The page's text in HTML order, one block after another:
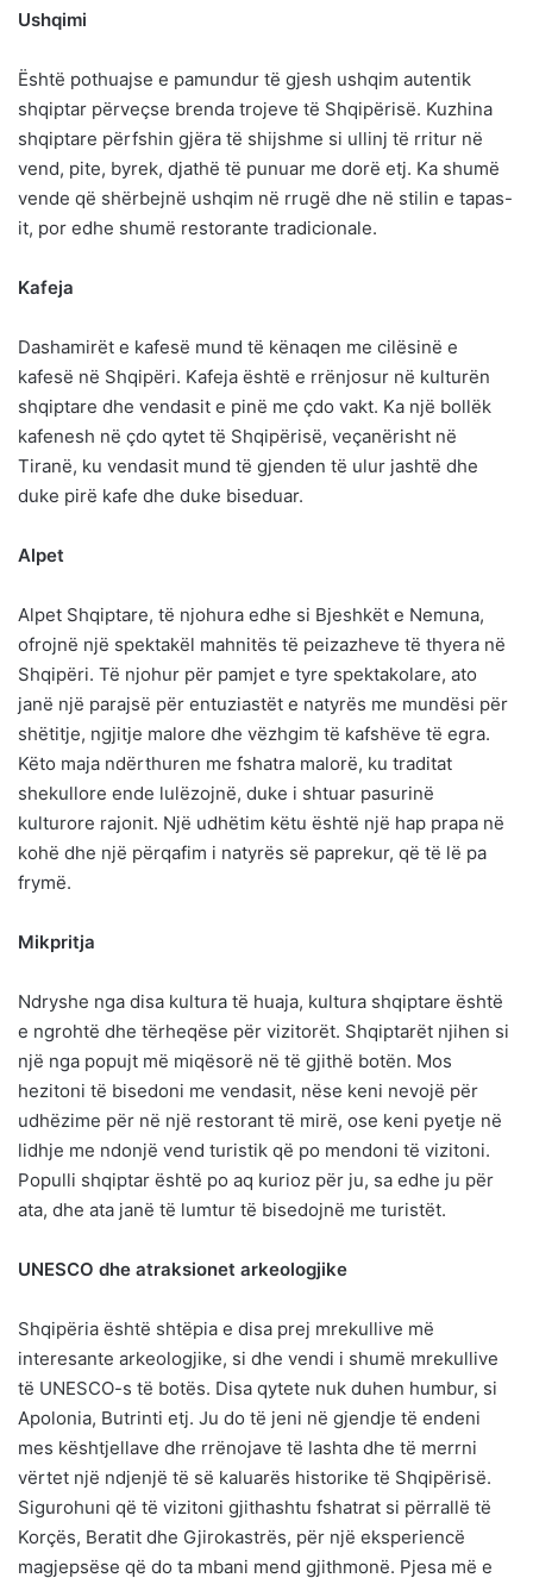
Ushqimi
Është pothuajse e pamundur të gjesh ushqim autentik
shqiptar përveçse brenda trojeve të Shqipërisë. Kuzhina
shqiptare përfshin gjëra të shijshme si ullinj të rritur në
vend, pite, byrek, djathë të punuar me dorë etj. Ka shumë
vende që shërbejnë ushqim në rrugë dhe në stilin e tapas-
it, por edhe shumë restorante tradicionale.
Kafeja
Dashamirët e kafesë mund të kënaqen me cilësinë e
kafesë në Shqipëri. Kafeja është e rrënjosur në kulturën
shqiptare dhe vendasit e pinë me çdo vakt. Ka një bollëk
kafenesh në çdo qytet të Shqipërisë, veçanërisht në
Tiranë, ku vendasit mund të gjenden të ulur jashtë dhe
duke pirë kafe dhe duke biseduar.
Alpet
Alpet Shqiptare, të njohura edhe si Bjeshkët e Nemuna,
ofrojnë një spektakël mahnitës të peizazheve të thyera në
Shqipëri. Të njohur për pamjet e tyre spektakolare, ato
janë një parajsë për entuziastët e natyrës me mundësi për
shëtitje, ngjitje malore dhe vëzhgim të kafshëve të egra.
Këto maja ndërthuren me fshatra malorë, ku traditat
shekullore ende lulëzojnë, duke i shtuar pasurinë
kulturore rajonit. Një udhëtim këtu është një hap prapa në
kohë dhe një përqafim i natyrës së paprekur, që të lë pa
frymë.
Mikpritja
Ndryshe nga disa kultura të huaja, kultura shqiptare është
e ngrohtë dhe tërheqëse për vizitorët. Shqiptarët njihen si
një nga popujt më miqësorë në të gjithë botën. Mos
hezitoni të bisedoni me vendasit, nëse keni nevojë për
udhëzime për në një restorant të mirë, ose keni pyetje në
lidhje me ndonjë vend turistik që po mendoni të vizitoni.
Populli shqiptar është po aq kurioz për ju, sa edhe ju për
ata, dhe ata janë të lumtur të bisedojnë me turistët.
UNESCO dhe atraksionet arkeologjike
Shqipëria është shtëpia e disa prej mrekullive më
interesante arkeologjike, si dhe vendi i shumë mrekullive
të UNESCO-s të botës. Disa qytete nuk duhen humbur, si
Apolonia, Butrinti etj. Ju do të jeni në gjendje të endeni
mes kështjellave dhe rrënojave të lashta dhe të merrni
vërtet një ndjenjë të së kaluarës historike të Shqipërisë.
Sigurohuni që të vizitoni gjithashtu fshatrat si përrallë të
Korçës, Beratit dhe Gjirokastrës, për një eksperiencë
magjepsëse që do ta mbani mend gjithmonë. Pjesa më e